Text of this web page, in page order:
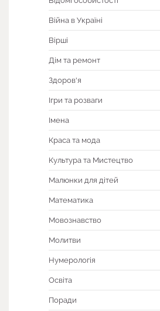
Війна в Україні
Вірші
Дім та ремонт
Здоров'я
Ігри та розваги
Імена
Краса та мода
Культура та Мистецтво
Малюнки для дітей
Математика
Мовознавство
Молитви
Нумерологія
Освіта
Поради